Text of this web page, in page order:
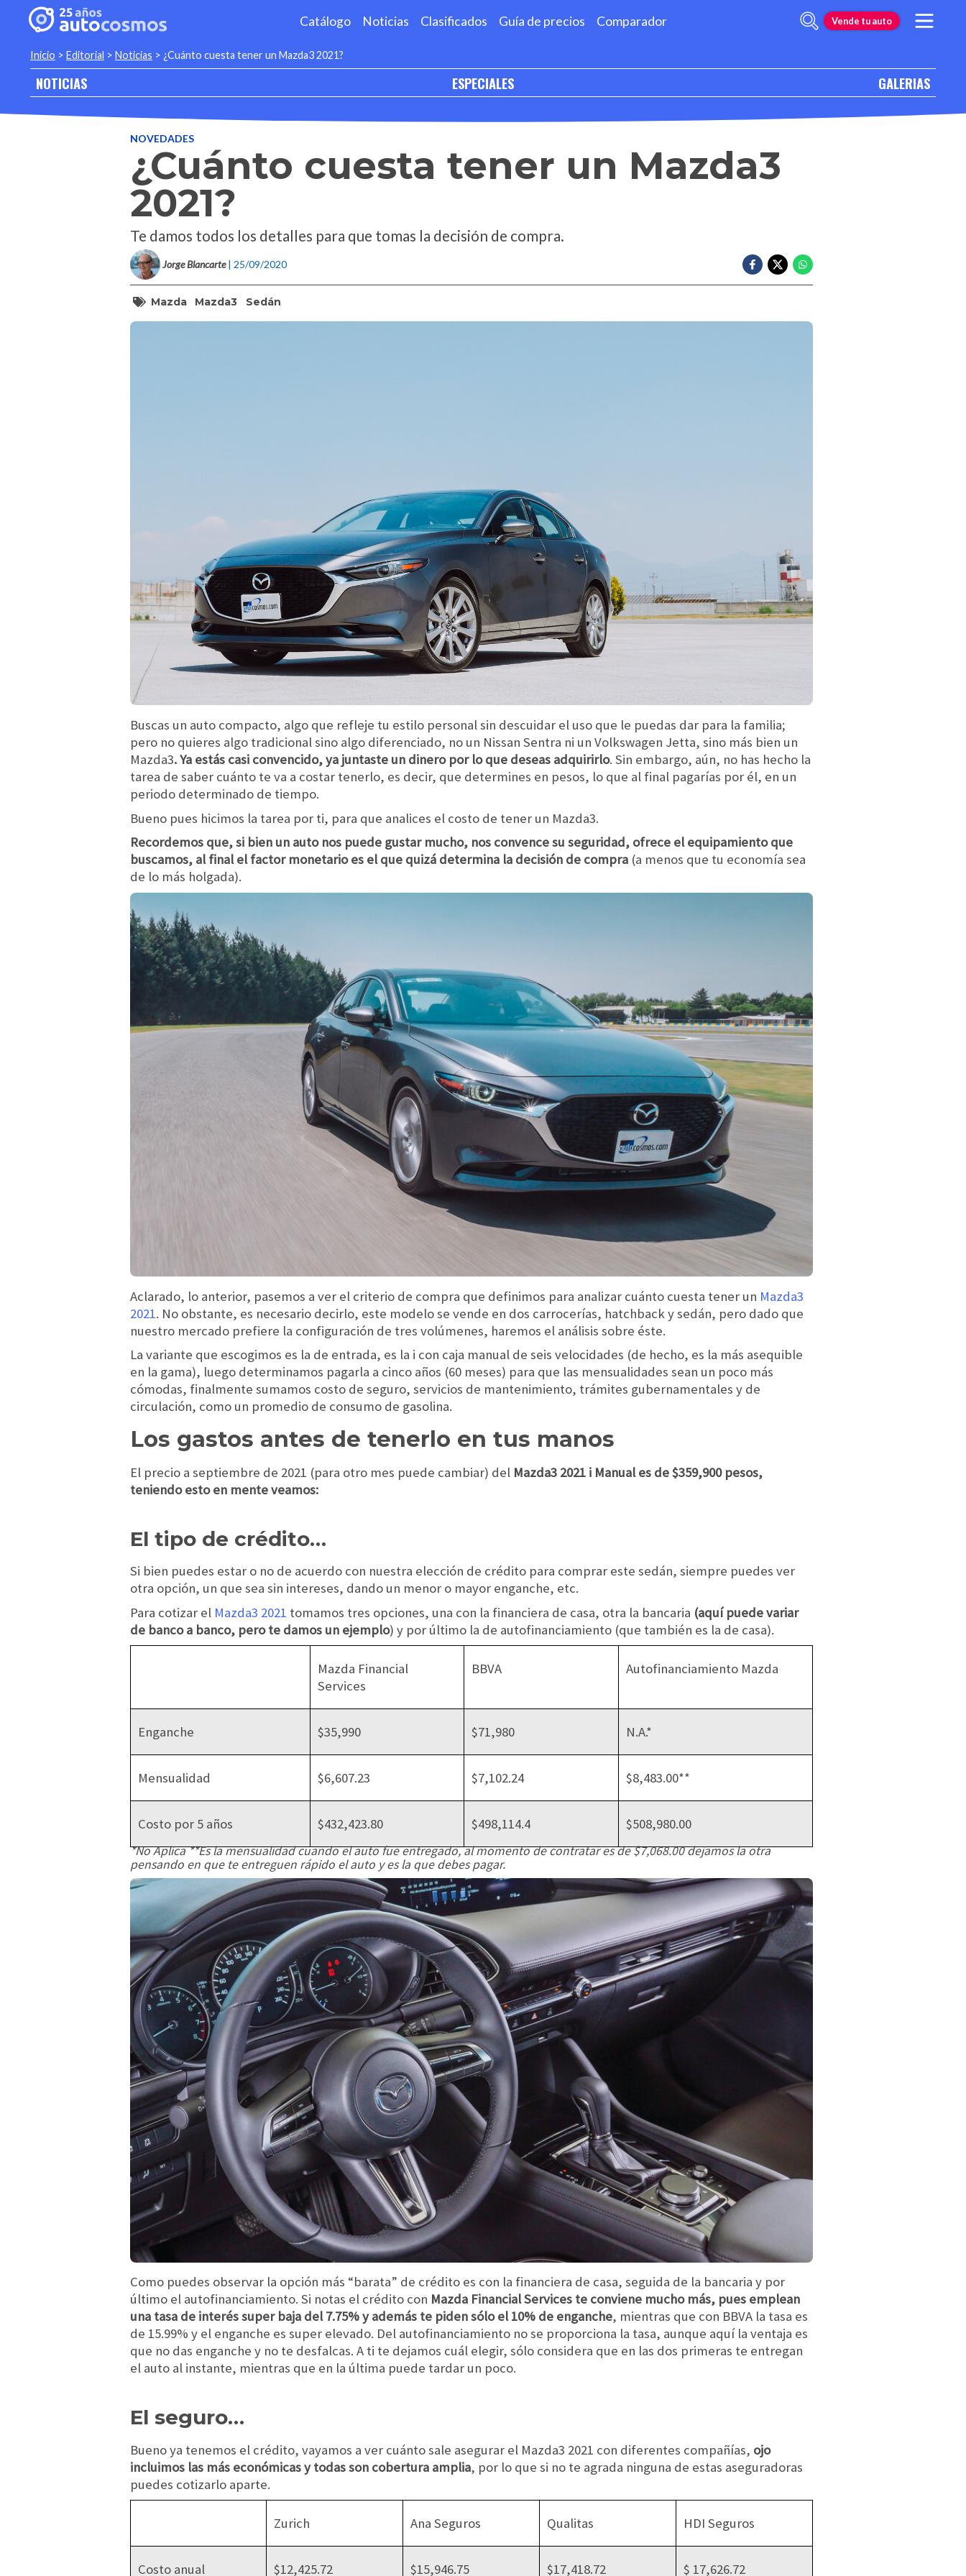
Catálogo Noticias Clasificados Guía de precios Comparador Vende tu auto
Inicio > Editorial > Noticias > ¿Cuánto cuesta tener un Mazda3 2021?
NOTICIAS ESPECIALES GALERIAS
NOVEDADES
¿Cuánto cuesta tener un Mazda3
2021?
Te damos todos los detalles para que tomas la decisión de compra.
Jorge Blancarte | 25/09/2020
Mazda Mazda3 Sedán
Buscas un auto compacto, algo que refleje tu estilo personal sin descuidar el uso que le puedas dar para la familia;
pero no quieres algo tradicional sino algo diferenciado, no un Nissan Sentra ni un Volkswagen Jetta, sino más bien un
Mazda3. Ya estás casi convencido, ya juntaste un dinero por lo que deseas adquirirlo. Sin embargo, aún, no has hecho la
tarea de saber cuánto te va a costar tenerlo, es decir, que determines en pesos, lo que al final pagarías por él, en un
periodo determinado de tiempo.
Bueno pues hicimos la tarea por ti, para que analices el costo de tener un Mazda3.
Recordemos que, si bien un auto nos puede gustar mucho, nos convence su seguridad, ofrece el equipamiento que
buscamos, al final el factor monetario es el que quizá determina la decisión de compra (a menos que tu economía sea
de lo más holgada).
Aclarado, lo anterior, pasemos a ver el criterio de compra que definimos para analizar cuánto cuesta tener un Mazda3
2021. No obstante, es necesario decirlo, este modelo se vende en dos carrocerías, hatchback y sedán, pero dado que
nuestro mercado prefiere la configuración de tres volúmenes, haremos el análisis sobre éste.
La variante que escogimos es la de entrada, es la i con caja manual de seis velocidades (de hecho, es la más asequible
en la gama), luego determinamos pagarla a cinco años (60 meses) para que las mensualidades sean un poco más
cómodas, finalmente sumamos costo de seguro, servicios de mantenimiento, trámites gubernamentales y de
circulación, como un promedio de consumo de gasolina.
Los gastos antes de tenerlo en tus manos
El precio a septiembre de 2021 (para otro mes puede cambiar) del Mazda3 2021 i Manual es de $359,900 pesos,
teniendo esto en mente veamos:
El tipo de crédito…
Si bien puedes estar o no de acuerdo con nuestra elección de crédito para comprar este sedán, siempre puedes ver
otra opción, un que sea sin intereses, dando un menor o mayor enganche, etc.
Para cotizar el Mazda3 2021 tomamos tres opciones, una con la financiera de casa, otra la bancaria (aquí puede variar
de banco a banco, pero te damos un ejemplo) y por último la de autofinanciamiento (que también es la de casa).
Mazda Financial
Services
BBVA Autofinanciamiento Mazda
Enganche $35,990 $71,980 N.A.*
Mensualidad $6,607.23 $7,102.24 $8,483.00**
Costo por 5 años $432,423.80 $498,114.4 $508,980.00
*No Aplica **Es la mensualidad cuando el auto fue entregado, al momento de contratar es de $7,068.00 dejamos la otra
pensando en que te entreguen rápido el auto y es la que debes pagar.
Como puedes observar la opción más “barata” de crédito es con la financiera de casa, seguida de la bancaria y por
último el autofinanciamiento. Si notas el crédito con Mazda Financial Services te conviene mucho más, pues emplean
una tasa de interés super baja del 7.75% y además te piden sólo el 10% de enganche, mientras que con BBVA la tasa es
de 15.99% y el enganche es super elevado. Del autofinanciamiento no se proporciona la tasa, aunque aquí la ventaja es
que no das enganche y no te desfalcas. A ti te dejamos cuál elegir, sólo considera que en las dos primeras te entregan
el auto al instante, mientras que en la última puede tardar un poco.
El seguro…
Bueno ya tenemos el crédito, vayamos a ver cuánto sale asegurar el Mazda3 2021 con diferentes compañías, ojo
incluimos las más económicas y todas son cobertura amplia, por lo que si no te agrada ninguna de estas aseguradoras
puedes cotizarlo aparte.
Zurich Ana Seguros Qualitas HDI Seguros
Costo anual $12,425.72 $15,946.75 $17,418.72 $ 17,626.72